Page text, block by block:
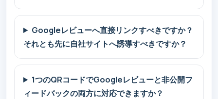
Googleレビューへ直接リンクすべきですか？
それとも先に自社サイトへ誘導すべきですか？
1つのQRコードでGoogleレビューと非公開フ
ィードバックの両方に対応できますか？